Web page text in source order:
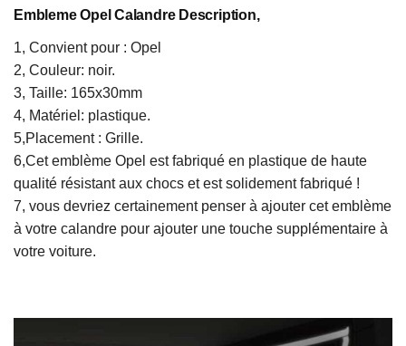
Embleme Opel Calandre​ Description,
1, Convient pour : Opel
2, Couleur: noir.
3, Taille: 165x30mm
4, Matériel: plastique.
5,Placement : Grille.
6,Cet emblème Opel est fabriqué en plastique de haute
qualité résistant aux chocs et est solidement fabriqué !
7, vous devriez certainement penser à ajouter cet emblème
à votre calandre pour ajouter une touche supplémentaire à
votre voiture.